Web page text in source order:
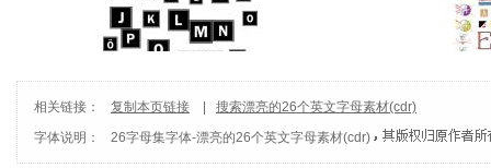
相关链接： 复制本页链接
搜索漂亮的26个英文字母素材(cdr)
字体说明：
26字母集字体-漂亮的26个英文字母素材(cdr)